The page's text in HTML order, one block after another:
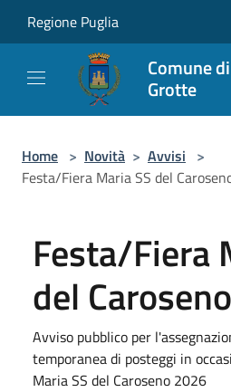
Regione Puglia
Comune
Grotte
Home > Novità > Avvisi >
Festa/Fiera Maria SS del
Festa/Fiera
del
Avviso pubblico per
temporanea di posteggi in
Maria SS del Caroseno 2026